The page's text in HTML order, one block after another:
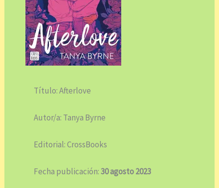
Título: Afterlove
Autor/a: Tanya Byrne
Editorial: CrossBooks
Fecha publicación:30 agosto 2023